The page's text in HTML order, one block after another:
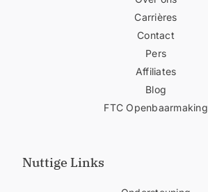
Carrières
Contact
Pers
Affiliates
Blog
FTC Openbaarmaking
Nuttige Links